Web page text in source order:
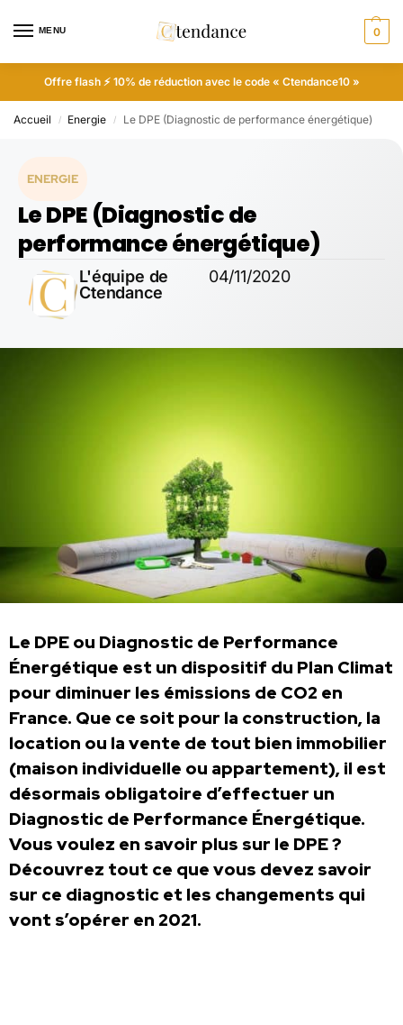
MENU 0
Offre flash ⚡ 10% de réduction avec le code « Ctendance10 »
Accueil / Energie / Le DPE (Diagnostic de performance énergétique)
ENERGIE
Le DPE (Diagnostic de
performance énergétique)
L'équipe de
Ctendance
04/11/2020
Le DPE ou Diagnostic de Performance
Énergétique est un dispositif du Plan Climat
pour diminuer les émissions de CO2 en
France. Que ce soit pour la construction, la
location ou la vente de tout bien immobilier
(maison individuelle ou appartement), il est
désormais obligatoire d’effectuer un
Diagnostic de Performance Énergétique.
Vous voulez en savoir plus sur le DPE ?
Découvrez tout ce que vous devez savoir
sur ce diagnostic et les changements qui
vont s’opérer en 2021.